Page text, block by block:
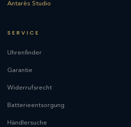
Antarès Studio
SERVICE
Uhrenfinder
Garantie
Widerrufsrecht
Batterieentsorgung
Händlersuche